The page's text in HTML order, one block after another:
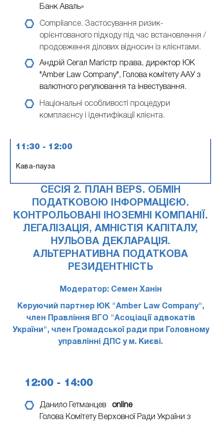
Банк Аваль»
Compliance. Застосування ризик-
орієнтованого підходу під час встановлення /
продовження ділових відносин із клієнтами.
Андрій Сегал Магістр права, директор ЮК
"Amber Law Company", Голова комітету ААУ з
валютного регулювання та інвестування.
Національні особливості процедури
комплаєнсу і ідентифікації клієнта.
11:30 - 12:00
Кава-пауза
СЕСІЯ 2. ПЛАН BEPS. ОБМІН
ПОДАТКОВОЮ ІНФОРМАЦІЄЮ.
КОНТРОЛЬОВАНІ ІНОЗЕМНІ КОМПАНІЇ.
ЛЕГАЛІЗАЦІЯ, АМНІСТІЯ КАПІТАЛУ,
НУЛЬОВА ДЕКЛАРАЦІЯ.
АЛЬТЕРНАТИВНА ПОДАТКОВА
РЕЗИДЕНТНІСТЬ
Модератор: Семен Ханін
Керуючий партнер ЮК "Amber Law Company",
член Правління ВГО "Асоціації адвокатів
України", член Громадської ради при Головному
управлінні ДПС у м. Києві.
12:00 - 14:00
Данило Гетманцев
online
Голова Комітету Верховної Ради України з